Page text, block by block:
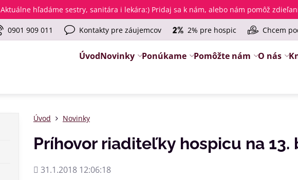
Aktuálne hľadáme sestry, sanitára i lekára:) Pridaj sa k nám, alebo nám pomôž
0901 909 011 Kontakty pre záujemcov 2% pre hospic Chcem
ÚvodNovinky Ponúkame Pomôžte nám O nás
Úvod Novinky
Príhovor riaditeľky hospicu na 13.
Pridané
31.1.2018 12:06:18